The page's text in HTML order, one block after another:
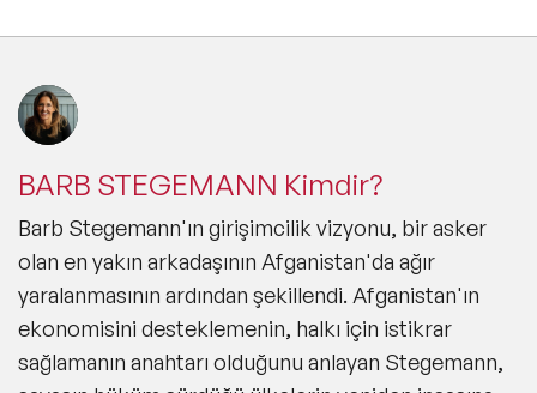
BARB STEGEMANN Kimdir?
Barb Stegemann'ın girişimcilik vizyonu, bir asker
olan en yakın arkadaşının Afganistan'da ağır
yaralanmasının ardından şekillendi. Afganistan'ın
ekonomisini desteklemenin, halkı için istikrar
sağlamanın anahtarı olduğunu anlayan Stegemann,